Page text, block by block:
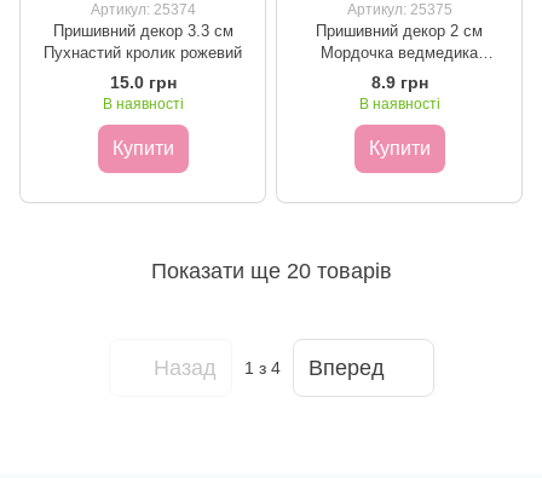
Артикул: 25374
Пришивний декор 3.3 см
Пухнастий кролик рожевий
15.0 грн
В наявності
Купити
Артикул: 25375
Пришивний декор 2 см
Мордочка ведмедика
коричнева
8.9 грн
В наявності
Купити
Показати ще 20 товарів
Назад 1 з 4 Вперед